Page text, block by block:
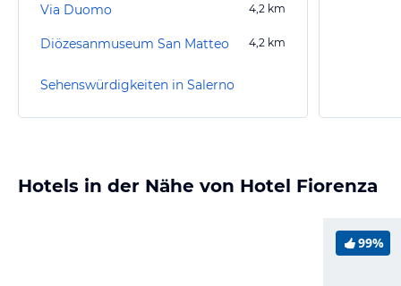
Via Duomo 4,2 km
Diözesanmuseum San Matteo 4,2 km
Sehenswürdigkeiten in Salerno
Hotels in der Nähe von Hotel Fiorenza
99%